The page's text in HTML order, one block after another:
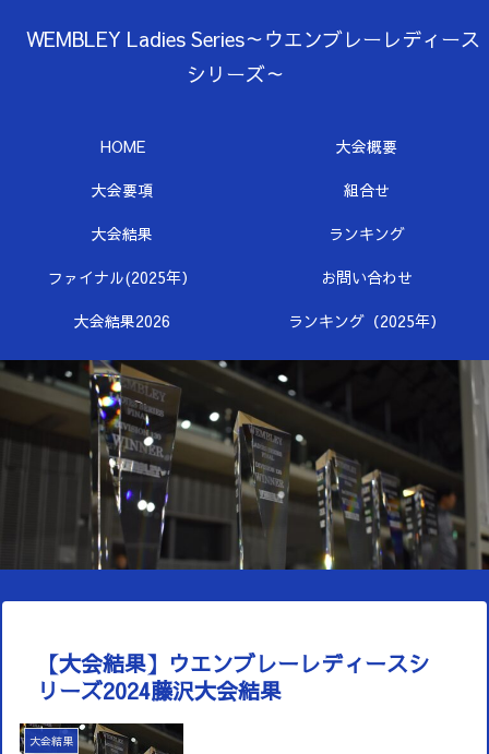
WEMBLEY Ladies Series～ウエンブレーレディース
シリーズ～
HOME
大会概要
大会要項
組合せ
大会結果
ランキング
ファイナル(2025年）
お問い合わせ
大会結果2026
ランキング（2025年）
【大会結果】ウエンブレーレディースシ
リーズ2024藤沢大会結果
大会結果